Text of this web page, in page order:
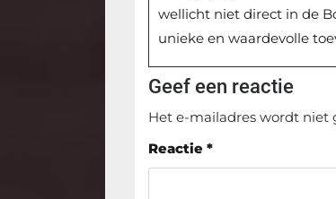
wellicht niet direct in de
unieke en waardevolle
Geef een reactie
Het e-mailadres wordt niet
Reactie*